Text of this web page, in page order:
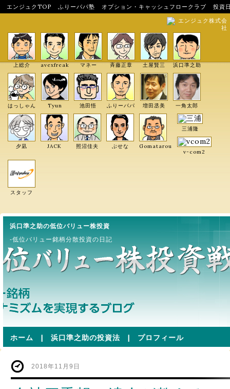
エンジュクTOP ふりーパパ塾 オプション・キャッシュフロークラブ
投資
エンジュク株式会
社
上総介 avexfreak マネー 斉藤正章 土屋賢三 浜口準之助
はっしゃん Tyun 池田悟 ふりーパパ 増田丞美 一角太郎
夕凪 JACK 照沼佳夫 ぶせな Gomatarou
三浦隆
v-com2
スタッフ
浜口準之助の低位バリュー株投資
-低位バリュー銘柄分散投資の日記
ホーム | 浜口準之助の投資法 | プロフィール
2018年11月9日